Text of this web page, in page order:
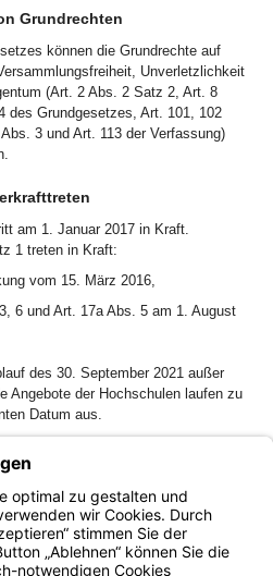
Grundrechten
können die Grundrechte auf
Unverletzlichkeit
(Art. 2 Abs. 2 Satz 2, Art. 8
des Grundgesetzes, Art. 101, 102
3 und Art. 113 der Verfassung)
am 1. Januar 2017 in Kraft.
1 treten in Kraft:
vom 15. März 2016,
6 und Art. 17a Abs. 5 am 1. August
des 30. September 2021 außer
Angebote der Hochschulen laufen zu
Datum aus.
2016